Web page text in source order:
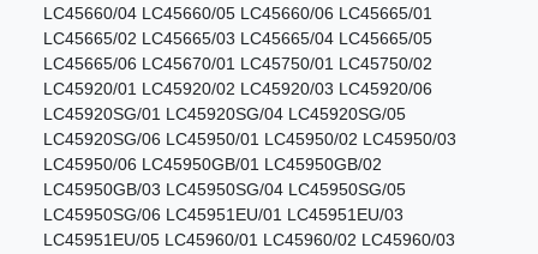
LC45660/04 LC45660/05 LC45660/06 LC45665/01
LC45665/02 LC45665/03 LC45665/04 LC45665/05
LC45665/06 LC45670/01 LC45750/01 LC45750/02
LC45920/01 LC45920/02 LC45920/03 LC45920/06
LC45920SG/01 LC45920SG/04 LC45920SG/05
LC45920SG/06 LC45950/01 LC45950/02 LC45950/03
LC45950/06 LC45950GB/01 LC45950GB/02
LC45950GB/03 LC45950SG/04 LC45950SG/05
LC45950SG/06 LC45951EU/01 LC45951EU/03
LC45951EU/05 LC45960/01 LC45960/02 LC45960/03